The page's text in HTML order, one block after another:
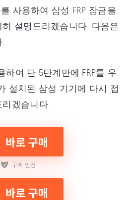
사용하여 삼성 FRP 잠금을
설명드리겠습니다. 다음은
하여 단 5단계만에 FRP를 우
설치된 삼성 기기에 다시 접
겠습니다.